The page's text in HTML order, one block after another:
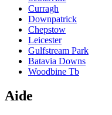
Curragh
Downpatrick
Chepstow
Leicester
Gulfstream Park
Batavia Downs
Woodbine Tb
Aide